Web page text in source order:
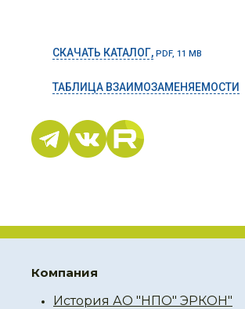
СКАЧАТЬ КАТАЛОГ, PDF, 11 MB
ТАБЛИЦА ВЗАИМОЗАМЕНЯЕМОСТИ
Компания
История АО "НПО" ЭРКОН"